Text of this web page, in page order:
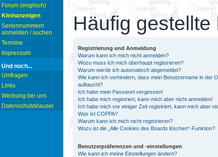
Forum (englisch)
Kleinanzeigen
Seriennummern
anmelden / suchen
Termine
Impressum
Und noch...
Umfragen
Links
Werbung bei uns
Datenschutzklausel
Häufig gestellte
Registrierung und Anmeldung
Warum kann ich mich nicht anmelden?
Wozu muss ich mich überhaupt registrieren?
Warum werde ich automatisch abgemeldet?
Wie kann ich verhindern, dass mein Benutzername in der
auftaucht?
Ich habe mein Passwort vergessen!
Ich habe mich registriert, kann mich aber nicht anmelden!
Ich habe mich vor einiger Zeit registriert, kann mich aber
Was ist COPPA?
Warum kann ich mich nicht registrieren?
Wozu ist die „Alle Cookies des Boards löschen“-Funktion?
Benutzerpräferenzen und -einstellungen
Wie kann ich meine Einstellungen ändern?